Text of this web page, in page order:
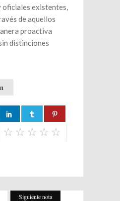
oficiales existentes,
de aquellos
proactiva
distinciones
Siguiente nota